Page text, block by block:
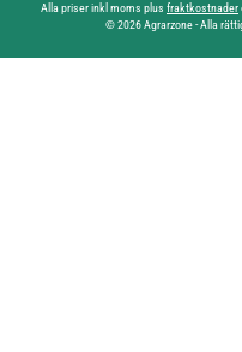
Alla priser inkl moms plus fraktkostnader
© 2026 Agrarzone - Alla